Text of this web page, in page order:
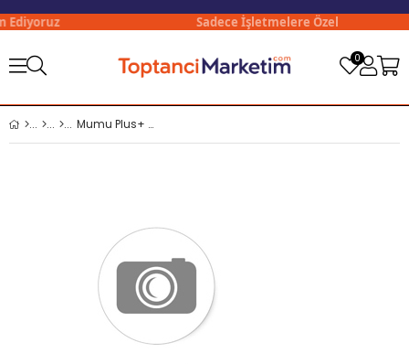
Sadece İşletmelere Özel
0
Mumu Plus+ Nitril Siyah Eldiven M Boy (Medium) 100 lü